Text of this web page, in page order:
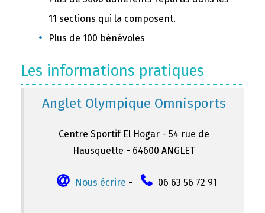
11 sections qui la composent.
Plus de 100 bénévoles
Les informations pratiques
Anglet Olympique Omnisports
Centre Sportif El Hogar - 54 rue de
Hausquette - 64600 ANGLET
Nous écrire - 06 63 56 72 91